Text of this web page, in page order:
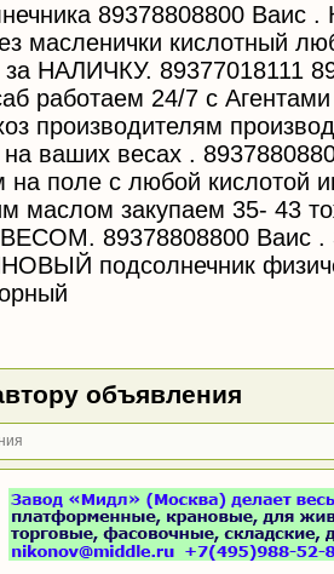
89378808800
масленички кислотный
НАЛИЧКУ. 89377018111
работаем 24/7 с
производителям
на ваших весах .
поле с любой кислотой
маслом закупаем 35- 43
89378808800 Ваис .
подсолнечник
объявления